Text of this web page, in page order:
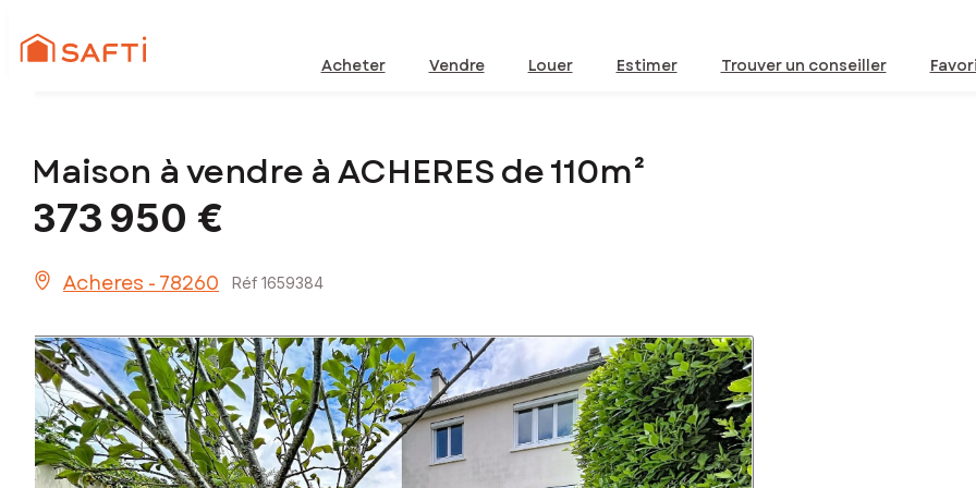
Acheter Vendre Louer Estimer Trouver un conseiller
Maison à vendre à ACHERES de 110m²
373 950 €
Acheres - 78260 Réf 1659384